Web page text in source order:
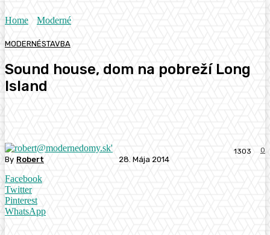
Home Moderné
MODERNÉSTAVBA
Sound house, dom na pobreží Long
Island
By Robert 28. Mája 2014
0
1303
Facebook
Twitter
Pinterest
WhatsApp